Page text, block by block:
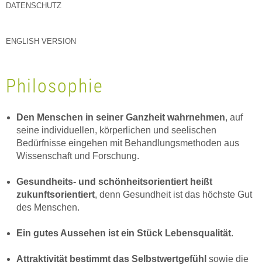
DATENSCHUTZ
ENGLISH VERSION
Philosophie
Den Menschen in seiner Ganzheit wahrnehmen, auf
seine individuellen, körperlichen und seelischen
Bedürfnisse eingehen mit Behandlungsmethoden aus
Wissenschaft und Forschung.
Gesundheits- und schönheitsorientiert heißt
zukunftsorientiert, denn Gesundheit ist das höchste Gut
des Menschen.
Ein gutes Aussehen ist ein Stück Lebensqualität.
Attraktivität bestimmt das Selbstwertgefühl sowie die